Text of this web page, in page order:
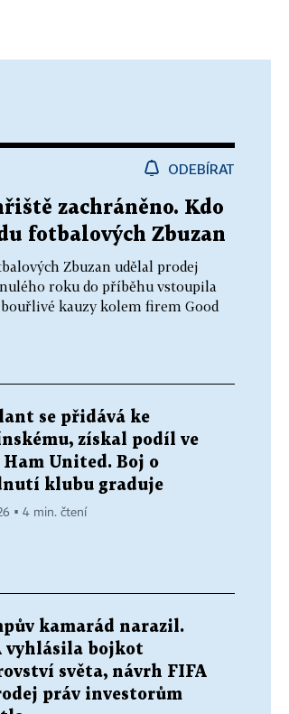
ODEBÍRAT
zachráněno. Kdo
fotbalových Zbuzan
Zbuzan udělal prodej
roku do příběhu vstoupila
kauzy kolem firem Good
se přidává ke
získal podíl ve
Ham United. Boj o
klubu graduje
▪ 4 min. čtení
kamarád narazil.
vyhlásila bojkot
světa, návrh FIFA
práv investorům